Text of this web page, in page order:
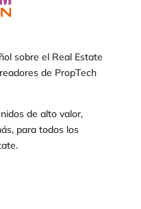
sobre el Real Estate
de PropTech
de alto valor,
para todos los